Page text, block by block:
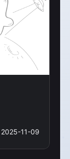
删除清理
2025-11-09